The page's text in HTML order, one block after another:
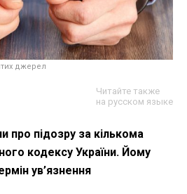
джерел
Читайте также
на русском языке
про підозру за кількома
кодексу України. Йому
ув’язнення